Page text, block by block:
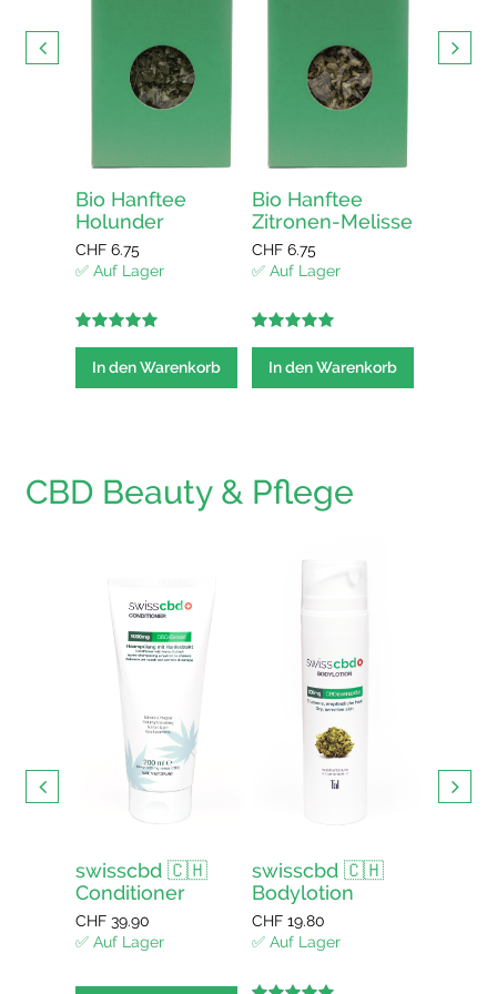
Bio Hanftee
Holunder
CHF 6.75
✅ Auf Lager
5.00out of
In den Warenkorb
Bio Hanftee
Zitronen-Melisse
CHF 6.75
✅ Auf Lager
5.00out of
In den Warenkorb
✅ Auf
CBD Beauty & Pflege
swisscbd 🇨🇭
Conditioner
CHF 39.90
✅ Auf Lager
swisscbd 🇨🇭
Bodylotion
CHF 19.80
✅ Auf Lager